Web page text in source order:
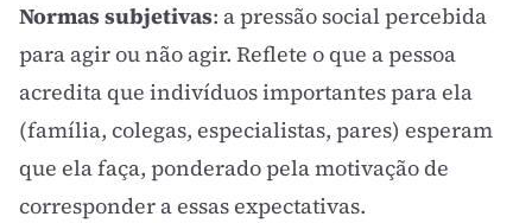
Normas subjetivas: a pressão social percebida
para agir ou não agir. Reflete o que a pessoa
acredita que indivíduos importantes para ela
(família, colegas, especialistas, pares) esperam
que ela faça, ponderado pela motivação de
corresponder a essas expectativas.